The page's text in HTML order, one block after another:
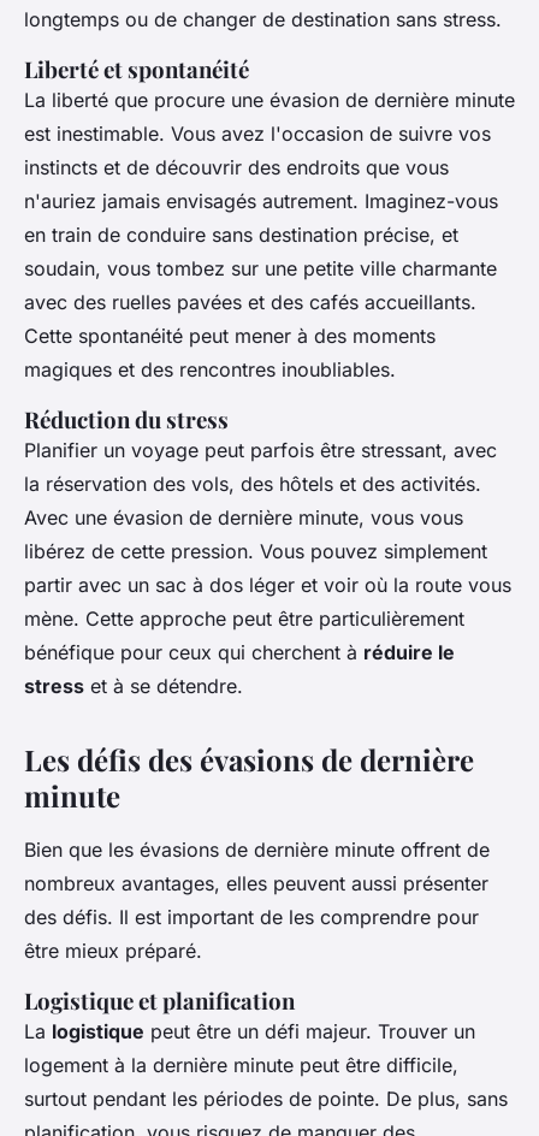
longtemps ou de changer de destination sans stress.
Liberté et spontanéité
La liberté que procure une évasion de dernière minute
est inestimable. Vous avez l'occasion de suivre vos
instincts et de découvrir des endroits que vous
n'auriez jamais envisagés autrement. Imaginez-vous
en train de conduire sans destination précise, et
soudain, vous tombez sur une petite ville charmante
avec des ruelles pavées et des cafés accueillants.
Cette spontanéité peut mener à des moments
magiques et des rencontres inoubliables.
Réduction du stress
Planifier un voyage peut parfois être stressant, avec
la réservation des vols, des hôtels et des activités.
Avec une évasion de dernière minute, vous vous
libérez de cette pression. Vous pouvez simplement
partir avec un sac à dos léger et voir où la route vous
mène. Cette approche peut être particulièrement
bénéfique pour ceux qui cherchent à réduire le
stress et à se détendre.
Les défis des évasions de dernière
minute
Bien que les évasions de dernière minute offrent de
nombreux avantages, elles peuvent aussi présenter
des défis. Il est important de les comprendre pour
être mieux préparé.
Logistique et planification
La logistique peut être un défi majeur. Trouver un
logement à la dernière minute peut être difficile,
surtout pendant les périodes de pointe. De plus, sans